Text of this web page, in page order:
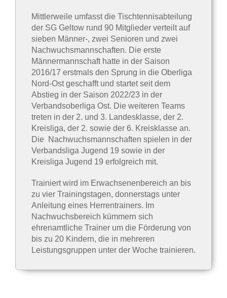
Mittlerweile umfasst die Tischtennisabteilung
der SG Geltow rund 90 Mitglieder verteilt auf
sieben Männer-, zwei Senioren und zwei
Nachwuchsmannschaften. Die erste
Männermannschaft hatte in der Saison
2016/17 erstmals den Sprung in die Oberliga
Nord-Ost geschafft und startet seit dem
Abstieg in der Saison 2022/23 in der
Verbandsoberliga Ost. Die weiteren Teams
treten in der 2. und 3. Landesklasse, der 2.
Kreisliga, der 2. sowie der 6. Kreisklasse an.
Die Nachwuchsmannschaften spielen in der
Verbandsliga Jugend 19 sowie in der
Kreisliga Jugend 19 erfolgreich mit.
Trainiert wird im Erwachsenenbereich an bis
zu vier Trainingstagen, donnerstags unter
Anleitung eines Herrentrainers. Im
Nachwuchsbereich kümmern sich
ehrenamtliche Trainer um die Förderung von
bis zu 20 Kindern, die in mehreren
Leistungsgruppen unter der Woche trainieren.